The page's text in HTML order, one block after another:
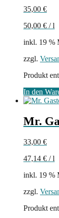
35,00 €
50,00 € /l
inkl. 19 %
zzgl.
Produkt
In den
Mr.
33,00 €
47,14 € /l
inkl. 19 %
zzgl.
Produkt